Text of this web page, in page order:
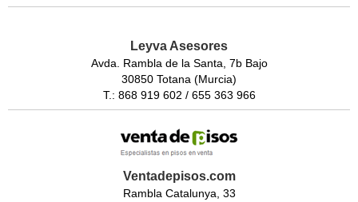
Leyva Asesores
Avda. Rambla de la Santa, 7b Bajo
30850 Totana (Murcia)
T.: 868 919 602 / 655 363 966
Ventadepisos.com
Rambla Catalunya, 33